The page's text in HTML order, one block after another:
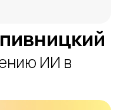
ИИ в